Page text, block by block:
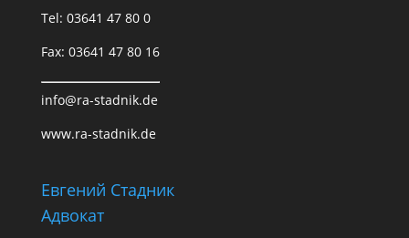
Tel: 03641 47 80 0
Fax: 03641 47 80 16
info@ra-stadnik.de
www.ra-stadnik.de
Евгений Стадник
Адвокат